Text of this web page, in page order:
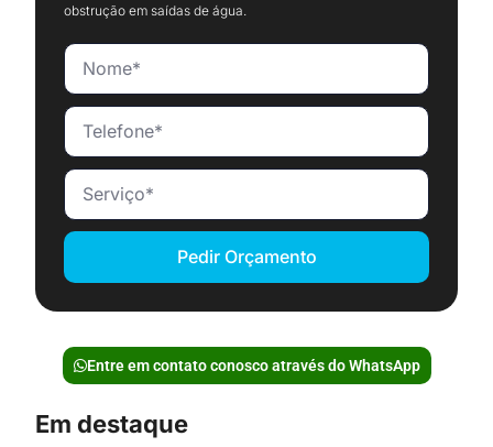
obstrução em saídas de água.
Pedir Orçamento
Entre em contato conosco através do WhatsApp
Em destaque